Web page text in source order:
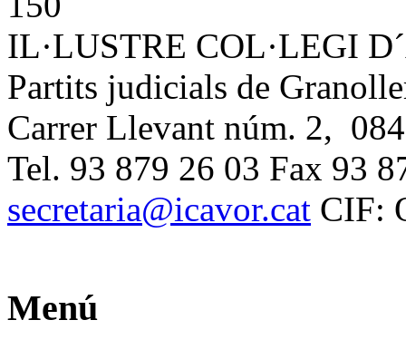
IL·LUSTRE COL·LEGI
Partits judicials de
Carrer Llevant núm. 2,
Tel. 93 879 26 03 Fax 93
secretaria@icavor.cat CIF:
Menú